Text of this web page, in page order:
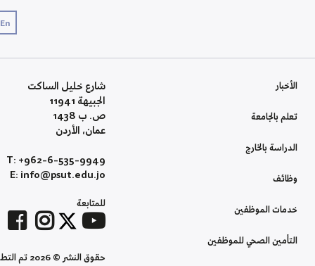
En
الأخبار
تعلم بالجامعة
الدراسة بالخارج
وظائف
خدمات الموظفين
التأمين الصحي للموظفين
شارع خليل الساكت
الجبيهة 11941
ص. ب 1438
عمان، الأردن
T: +962-6-535-9949
E: info@psut.edu.jo
للمتابعة
حقوق النشر © 2026 تم التطوير بواسطة